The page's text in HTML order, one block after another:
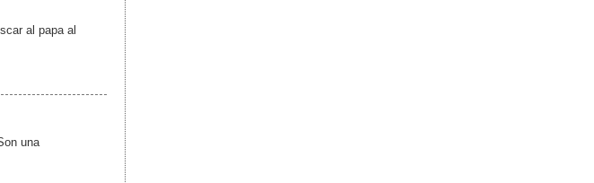
al papa al
una